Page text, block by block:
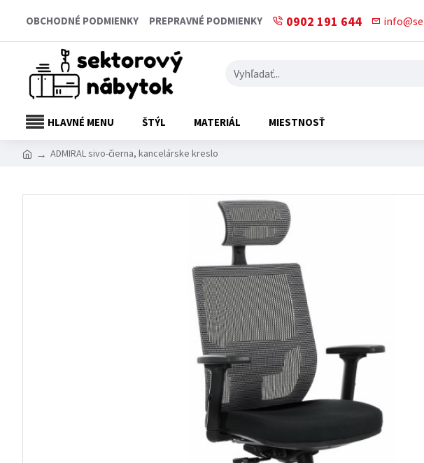
OBCHODNÉ PODMIENKY PREPRAVNÉ PODMIENKY 0902 191 644
HLAVNÉ MENU ŠTÝL MATERIÁL MIESTNOSŤ
ADMIRAL sivo-čierna, kancelárske kreslo